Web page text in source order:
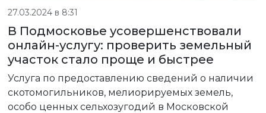
В Подмосковье усовершенствовали
онлайн-услугу: проверить земельный
участок стало проще и быстрее
Услуга по предоставлению сведений о наличии
скотомогильников, мелиорируемых земель,
особо ценных сельхозугодий в Московской
27.03.2024 в 8:31